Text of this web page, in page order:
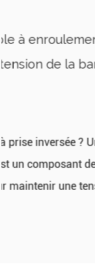
Machines à
quelle est la
Comprendre
machines à
en le tirant à